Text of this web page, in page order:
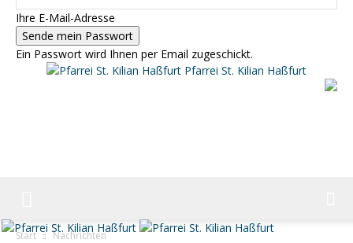
Ihre E-Mail-Adresse
Ein Passwort wird Ihnen per Email zugeschickt.
Pfarrei St. Kilian Haßfurt
Start Nachrichten